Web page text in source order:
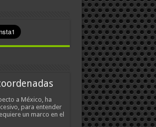
a México, ha
para entender
un marco en el